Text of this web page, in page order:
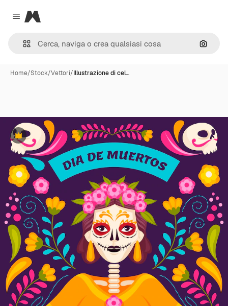
Close menu
Magnific
Cerca
Home/Stock/Vettori/Illustrazione di cel…
Premium